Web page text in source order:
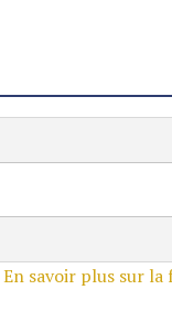
En savoir plus sur la